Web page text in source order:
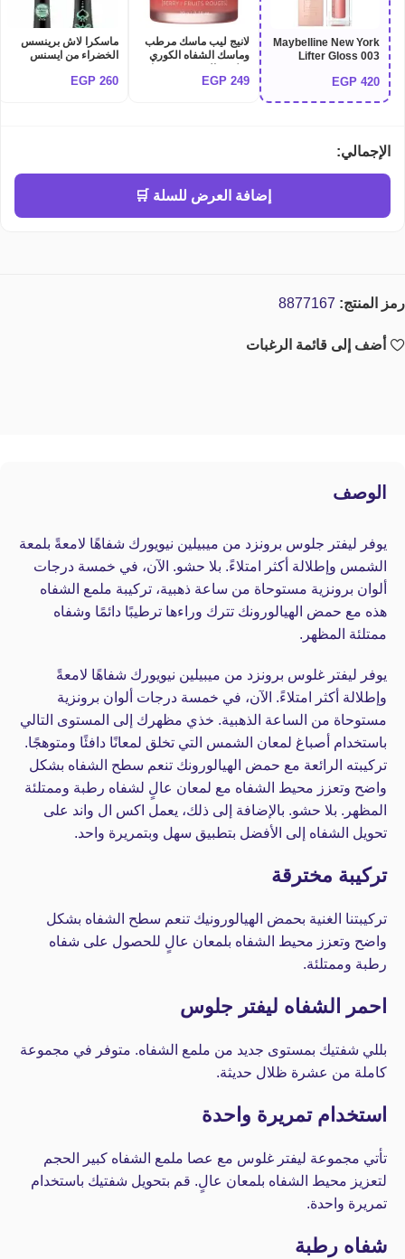
Maybelline New York
Lifter Gloss 003
420
EGP
لانيج ليب ماسك مرطب
وماسك الشفاه الكوري
laneige lip mask
249
EGP
ماسكرا لاش برينسس
الخضراء من ايسنس
Princess False Lash
260
EGP
الإجمالي:
إضافة العرض للسلة 🛒
رمز المنتج: 8877167
أضف إلى قائمة الرغبات
الوصف
يوفر ليفتر جلوس برونزد من ميبيلين نيويورك شفاهًا لامعةً بلمعة
الشمس وإطلالة أكثر امتلاءً. بلا حشو. الآن، في خمسة درجات
ألوان برونزية مستوحاة من ساعة ذهبية، تركيبة ملمع الشفاه
هذه مع حمض الهيالورونك تترك وراءها ترطيبًا دائمًا وشفاه
ممتلئة المظهر.
يوفر ليفتر غلوس برونزد من ميبيلين نيويورك شفاهًا لامعةً
وإطلالة أكثر امتلاءً. الآن، في خمسة درجات ألوان برونزية
مستوحاة من الساعة الذهبية. خذي مظهرك إلى المستوى التالي
باستخدام أصباغ لمعان الشمس التي تخلق لمعانًا دافئًا ومتوهجًا.
تركيبته الرائعة مع حمض الهيالورونك تنعم سطح الشفاه بشكل
واضح وتعزز محيط الشفاه مع لمعان عالٍ لشفاه رطبة وممتلئة
المظهر. بلا حشو. بالإضافة إلى ذلك، يعمل اكس ال واند على
تحويل الشفاه إلى الأفضل بتطبيق سهل وبتمريرة واحد.
تركيبة مخترقة
تركيبتنا الغنية بحمض الهيالورونيك تنعم سطح الشفاه بشكل
واضح وتعزز محيط الشفاه بلمعان عالٍ للحصول على شفاه
رطبة وممتلئة.
احمر الشفاه ليفتر جلوس
بللي شفتيك بمستوى جديد من ملمع الشفاه. متوفر في مجموعة
كاملة من عشرة ظلال حديثة.
استخدام تمريرة واحدة
تأتي مجموعة ليفتر غلوس مع عصا ملمع الشفاه كبير الحجم
لتعزيز محيط الشفاه بلمعان عالٍ. قم بتحويل شفتيك باستخدام
تمريرة واحدة.
شفاه رطبة